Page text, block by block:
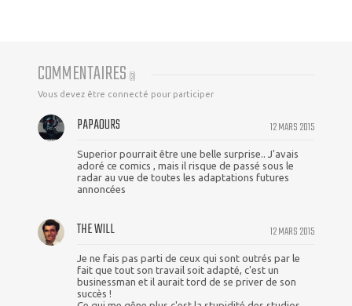
COMMENTAIRES (3)
Vous devez être connecté pour participer
12 MARS 2015
PAPAOURS
Superior pourrait être une belle surprise.. J'avais
adoré ce comics , mais il risque de passé sous le
radar au vue de toutes les adaptations futures
annoncées
12 MARS 2015
THE WILL
Je ne fais pas parti de ceux qui sont outrés par le
fait que tout son travail soit adapté, c'est un
businessman et il aurait tord de se priver de son
succès !